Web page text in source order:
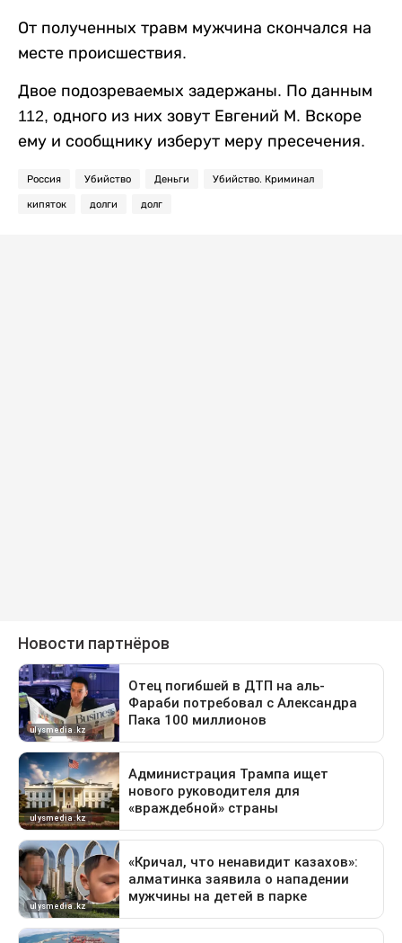
От полученных травм мужчина скончался на
месте происшествия.
Двое подозреваемых задержаны. По данным
112, одного из них зовут Евгений М. Вскоре
ему и сообщнику изберут меру пресечения.
Россия Убийство Деньги Убийство. Криминал
кипяток долги долг